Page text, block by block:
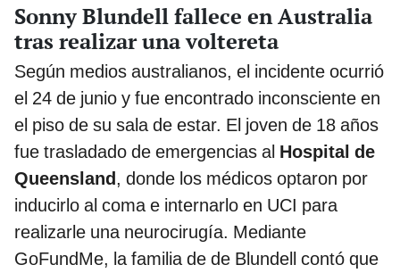
Sonny Blundell fallece en Australia
tras realizar una voltereta
Según medios australianos, el incidente ocurrió
el 24 de junio y fue encontrado inconsciente en
el piso de su sala de estar. El joven de 18 años
fue trasladado de emergencias al Hospital de
Queensland, donde los médicos optaron por
inducirlo al coma e internarlo en UCI para
realizarle una neurocirugía. Mediante
GoFundMe, la familia de de Blundell contó que